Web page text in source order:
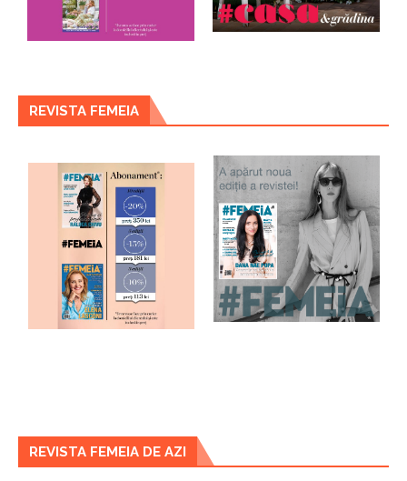
REVISTA FEMEIA
REVISTA FEMEIA DE AZI